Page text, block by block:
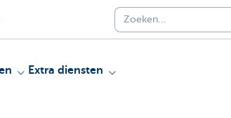
Extra diensten